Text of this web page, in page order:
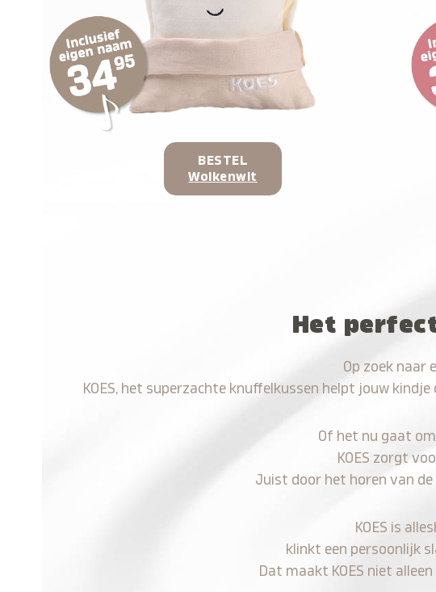
BESTEL
Wolkenwit
Het
Op zoek naar
KOES, het superzachte knuffelkussen helpt jouw
Of het nu gaat
KOES zorgt
Juist door het horen van
KOES is
klinkt een persoonlijk
Dat maakt KOES niet